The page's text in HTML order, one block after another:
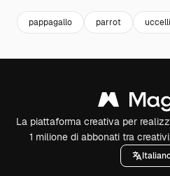
pappagallo parrot uccelli
La piattaforma creativa per
1 milione di abbonati tra